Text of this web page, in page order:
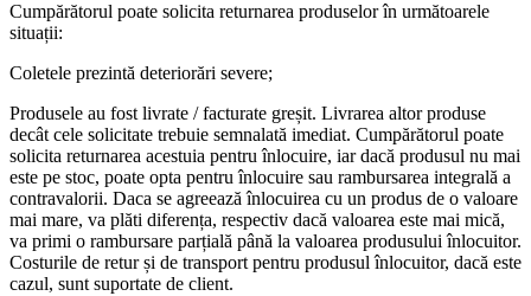
Cumpărătorul poate solicita returnarea produselor în următoarele
situații:
Coletele prezintă deteriorări severe;
Produsele au fost livrate / facturate greșit. Livrarea altor produse
decât cele solicitate trebuie semnalată imediat. Cumpărătorul poate
solicita returnarea acestuia pentru înlocuire, iar dacă produsul nu mai
este pe stoc, poate opta pentru înlocuire sau rambursarea integrală a
contravalorii. Daca se agreează înlocuirea cu un produs de o valoare
mai mare, va plăti diferența, respectiv dacă valoarea este mai mică,
va primi o rambursare parțială până la valoarea produsului înlocuitor.
Costurile de retur și de transport pentru produsul înlocuitor, dacă este
cazul, sunt suportate de client.